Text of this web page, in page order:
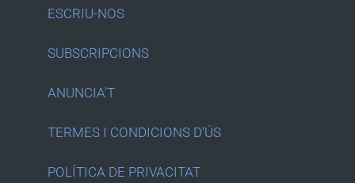
ESCRIU-NOS
SUBSCRIPCIONS
ANUNCIA’T
TERMES I CONDICIONS D’ÚS
POLÍTICA DE PRIVACITAT